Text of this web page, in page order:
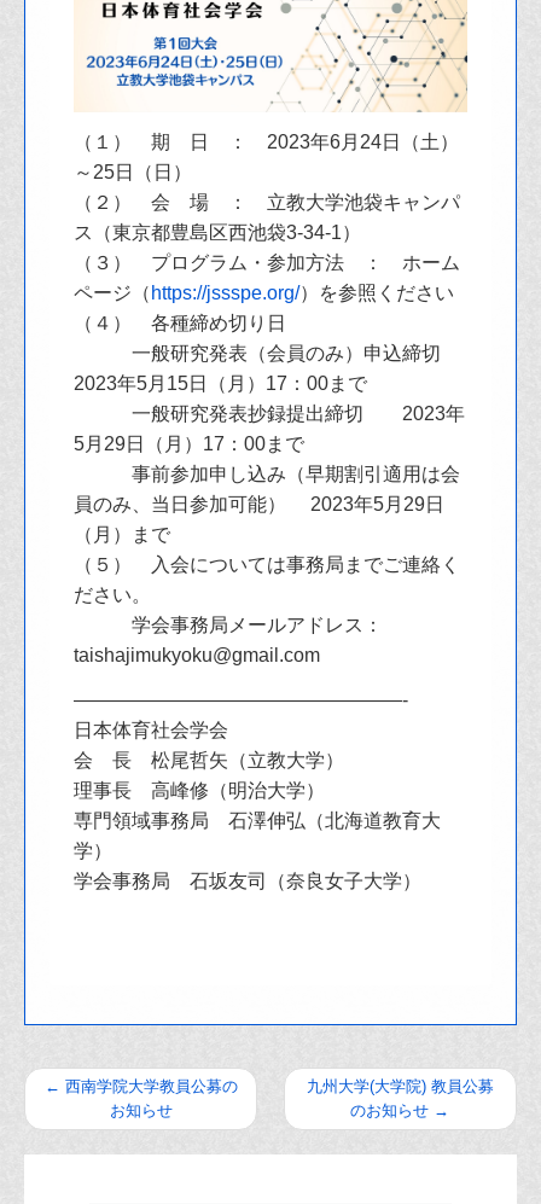
（１） 期 日 ： 2023年6月24日（土）
～25日（日）
（２） 会 場 ： 立教大学池袋キャンパ
ス（東京都豊島区西池袋3-34-1）
（３） プログラム・参加方法 ： ホーム
ページ（ https://jssspe.org/）を参照ください
（４） 各種締め切り日
一般研究発表（会員のみ）申込締切
2023年5月15日（月）17：00まで
一般研究発表抄録提出締切 2023年
5月29日（月）17：00まで
事前参加申し込み（早期割引適用は会
員のみ、当日参加可能） 2023年5月29日
（月）まで
（５） 入会については事務局までご連絡く
ださい。
学会事務局メールアドレス：
taishajimukyoku@gmail.com
—————————————————-
日本体育社会学会
会 長 松尾哲矢（立教大学）
理事長 高峰修（明治大学）
専門領域事務局 石澤伸弘（北海道教育大
学）
学会事務局 石坂友司（奈良女子大学）
← 西南学院大学教員公募の
お知らせ
九州大学(大学院) 教員公募
のお知らせ →